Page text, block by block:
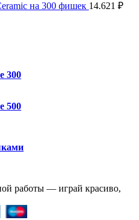
на 300 фишек 14.621 ₽
300
500
работы — играй красиво,